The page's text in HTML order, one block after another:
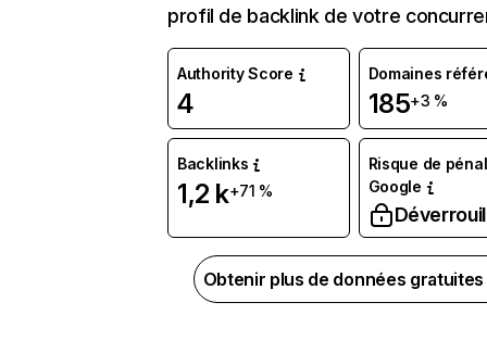
profil de backlink de votre
Authority Score
4
Domaines
185+3 %
Backlinks
1,2 k+71 %
Risque de
Google
Obtenir plus de données